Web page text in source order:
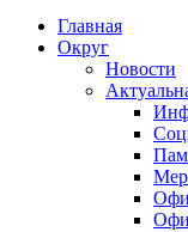
Главная
Округ
Новости